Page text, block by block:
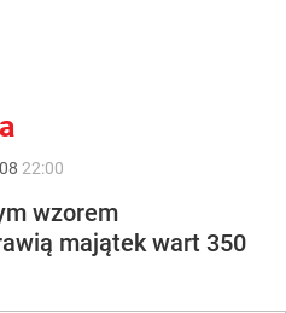
22:00
wzorem
majątek wart 350